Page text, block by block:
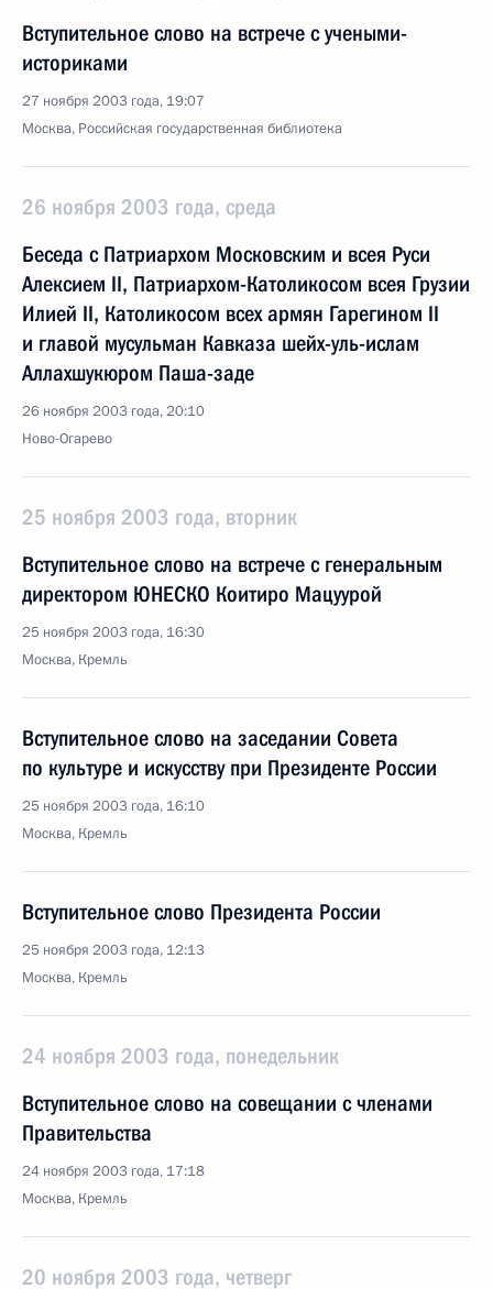
Вступительное слово на встрече с учеными-
историками
27 ноября 2003 года, 19:07
Москва, Российская государственная библиотека
26 ноября 2003 года, среда
Беседа с Патриархом Московским и всея Руси
Алексием II, Патриархом-Католикосом всея Грузии
Илией II, Католикосом всех армян Гарегином II
и главой мусульман Кавказа шейх-уль-ислам
Аллахшукюром Паша-заде
26 ноября 2003 года, 20:10
Ново-Огарево
25 ноября 2003 года, вторник
Вступительное слово на встрече с генеральным
директором ЮНЕСКО Коитиро Мацуурой
25 ноября 2003 года, 16:30
Москва, Кремль
Вступительное слово на заседании Совета
по культуре и искусству при Президенте России
25 ноября 2003 года, 16:10
Москва, Кремль
Вступительное слово Президента России
25 ноября 2003 года, 12:13
Москва, Кремль
24 ноября 2003 года, понедельник
Вступительное слово на совещании с членами
Правительства
24 ноября 2003 года, 17:18
Москва, Кремль
20 ноября 2003 года, четверг